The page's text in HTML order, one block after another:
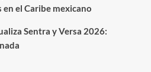
el Caribe mexicano
Sentra y Versa 2026: